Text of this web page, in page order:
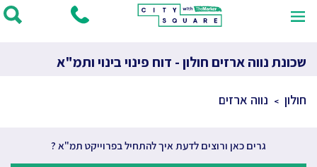
שכונת נווה ארזים חולון - דוח פינוי בינוי ותמ"א
חולון נווה ארזים
גרים כאן ורוצים לדעת איך להתחיל בפרוייקט תמ"א ?